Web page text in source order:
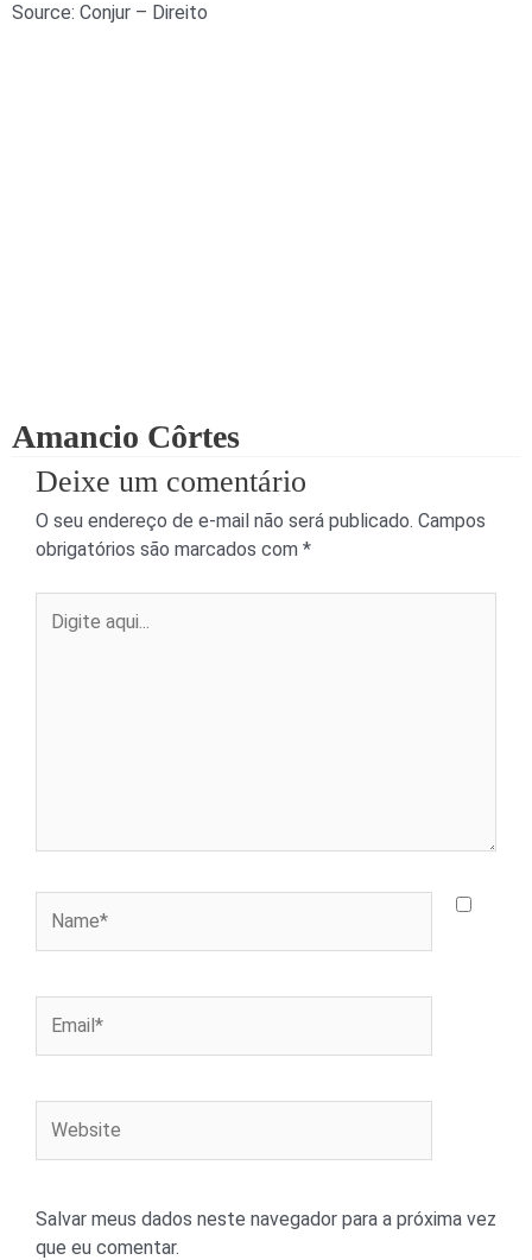
Source: Conjur – Direito
Amancio Côrtes
Deixe um comentário
O seu endereço de e-mail não será publicado. Campos
obrigatórios são marcados com *
aqui...
Salvar meus dados neste navegador para a próxima vez
que eu comentar.